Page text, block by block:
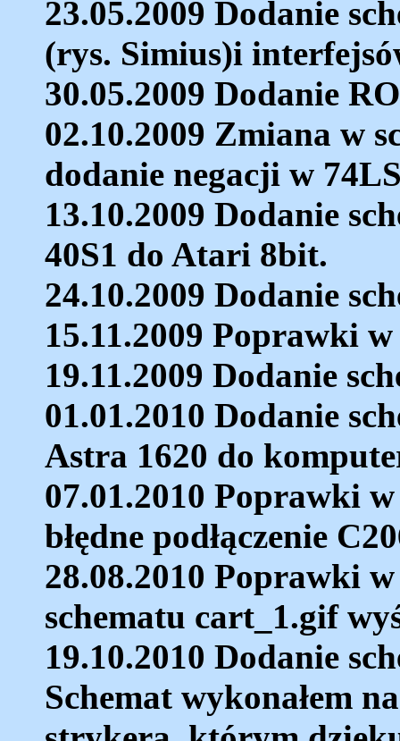
23.05.2009 Dodanie
(rys. Simius)i
30.05.2009 Dodanie
02.10.2009 Zmiana w
dodanie negacji w
13.10.2009 Dodanie
40S1 do Atari 8bit.
24.10.2009 Dodanie
15.11.2009 Poprawki w
19.11.2009 Dodanie
01.01.2010 Dodanie
Astra 1620 do
07.01.2010 Poprawki
błędne podłączenie
28.08.2010 Poprawki
schematu cart_1.gif
19.10.2010 Dodanie
Schemat wykonałem